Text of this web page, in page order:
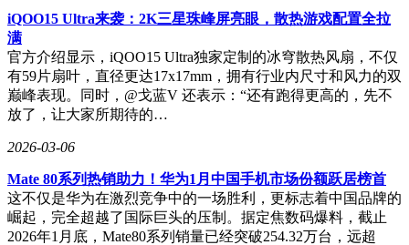
iQOO15 Ultra来袭：2K三星珠峰屏亮眼，散热游戏配置全拉
满
官方介绍显示，iQOO15 Ultra独家定制的冰穹散热风扇，不仅
有59片扇叶，直径更达17x17mm，拥有行业内尺寸和风力的双
巅峰表现。同时，@戈蓝V 还表示：“还有跑得更高的，先不
放了，让大家所期待的…
2026-03-06
Mate 80系列热销助力！华为1月中国手机市场份额跃居榜首
这不仅是华为在激烈竞争中的一场胜利，更标志着中国品牌的
崛起，完全超越了国际巨头的压制。据定焦数码爆料，截止
2026年1月底，Mate80系列销量已经突破254.32万台，远超